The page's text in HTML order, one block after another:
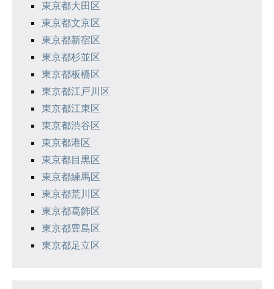
東京都大田区
東京都文京区
東京都新宿区
東京都杉並区
東京都板橋区
東京都江戸川区
東京都江東区
東京都渋谷区
東京都港区
東京都目黒区
東京都練馬区
東京都荒川区
東京都葛飾区
東京都豊島区
東京都足立区